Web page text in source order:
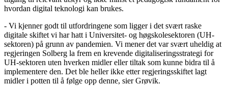
hvordan digital teknologi kan brukes.
- Vi kjenner godt til utfordringene som ligger i det svært raske
digitale skiftet vi har hatt i Universitet- og høgskolesektoren (UH-
sektoren) på grunn av pandemien. Vi mener det var svært uheldig at
regjeringen Solberg la frem en krevende digitaliseringsstrategi for
UH-sektoren uten hverken midler eller tiltak som kunne bidra til å
implementere den. Det ble heller ikke etter regjeringsskiftet lagt
midler i potten til å følge opp denne, sier Grøvik.